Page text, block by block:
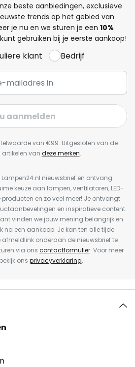
beste aanbiedingen, exclusieve
trends op het gebied van
je nu en we sturen je een 10%
gebruiken bij je eerste aankoop!
klant Bedrijf
aanmelden
van €99. Uitgesloten van de
artikelen van deze merken.
Lampen24.nl nieuwsbrief en ontvang
keuze aan lampen, ventilatoren, LED-
en zo veel meer! Je ontvangt
en inspiratieve content.
vinden we jouw mening belangrijk en
na een aankoop. Je kan ten alle tijde
onderaan de nieuwsbrief te
via ons contactformulier. Voor meer
ons privacyverklaring.